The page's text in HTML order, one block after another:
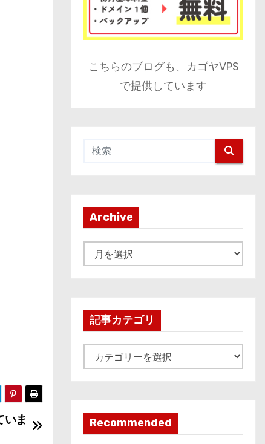
ま
こちらのブログも、カゴヤVPS
で提供しています
Archive
r
v
記事カテゴリ
事
ゴ
リ
Recommended